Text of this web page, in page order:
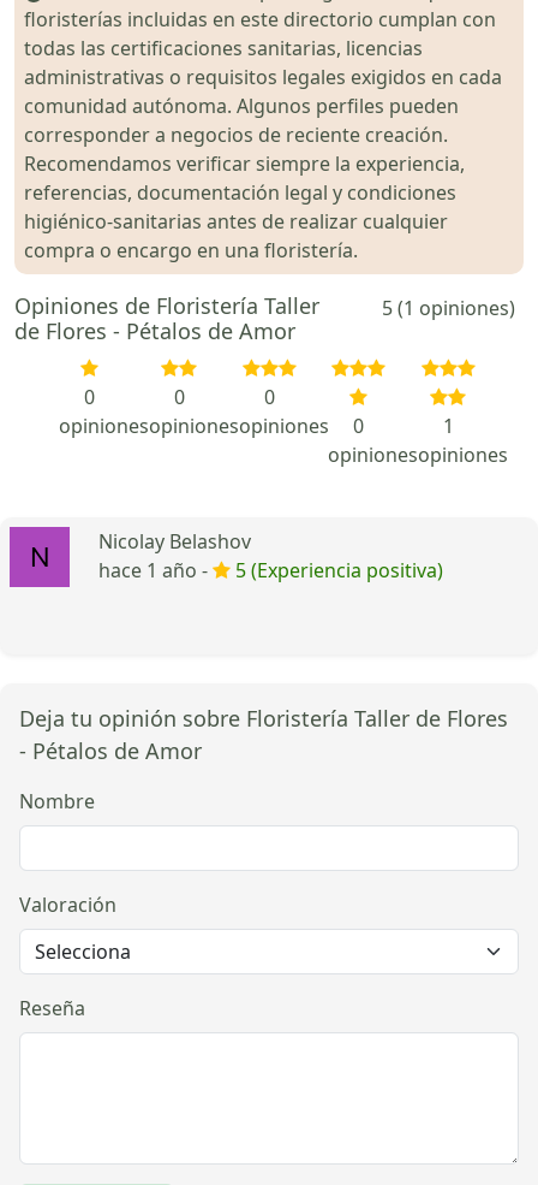
floristerías incluidas en este directorio cumplan con
todas las certificaciones sanitarias, licencias
administrativas o requisitos legales exigidos en cada
comunidad autónoma. Algunos perfiles pueden
corresponder a negocios de reciente creación.
Recomendamos verificar siempre la experiencia,
referencias, documentación legal y condiciones
higiénico-sanitarias antes de realizar cualquier
compra o encargo en una floristería.
Opiniones de Floristería Taller
de Flores - Pétalos de Amor
5 (1 opiniones)
0
opiniones
0
opiniones
0
opiniones
0
opiniones
1
opiniones
Nicolay Belashov
hace 1 año -
5 (Experiencia positiva)
Deja tu opinión sobre Floristería Taller de Flores
- Pétalos de Amor
Nombre
Valoración
Reseña